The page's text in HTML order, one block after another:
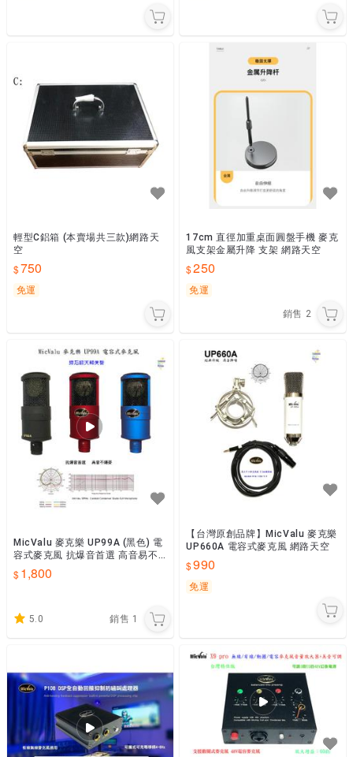
輕型C鋁箱 (本賣場共三款)網路天
空
750
免運
17cm 直徑加重桌面圓盤手機 麥克
風支架金屬升降 支架 網路天空
250
免運
銷售 2
MicValu 麥克樂 UP99A (黑色) 電
容式麥克風 抗爆音首選 高音易不
爆麥 5V與 48V通用 網路天空
1,800
5.0 銷售 1
【台灣原創品牌】MicValu 麥克樂
UP660A 電容式麥克風 網路天空
990
免運